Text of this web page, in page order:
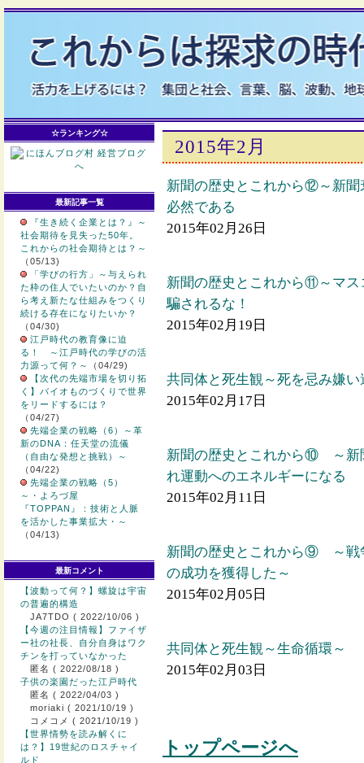
☆ランキング☆
最新記事一覧
『生き続く企業とは？』～
社会期待を見失った50年。
これからの社会期待とは？～
（05/13)
「学びの行方」～与えられ
た枠の住人でいたいのか？自
ら考え新たな仕組みをつくり
続ける存在になりたいか？
（04/30)
江戸時代の教育像に迫
る！ ～江戸時代の学びの活
力源って何？～
（04/29)
【次代の先端市場を切り拓
く】バイオものづくりで世界
をリードするには？
（04/27)
先端企業の戦略（6）～革
新のDNA：任天堂の流儀
（自由な発想と挑戦）～
（04/22)
先端企業の戦略（5）
～・よろづ屋
『TOPPAN』：技術と人脈
を活かした事業拡大・～
（04/13)
最新コメント
【波動って何？】螺旋は宇宙
の普遍的構造
JA7TDO ( 2022/10/06 )
【今週の注目情報】ファイザ
ー社の社長、自分自身はワク
チンを打っていなかった
匿名 ( 2022/08/18 )
子供の楽園だった江戸時代
匿名 ( 2022/04/03 )
moriaki ( 2021/10/19 )
コメコメ ( 2021/10/19 )
【世界情勢を読み解くに
は？】19世紀のロスチャイ
ルド
2015年2月
新聞の歴史とこれから⑫～新聞
必然である
2015年02月26日
新聞の歴史とこれから⑪～マス
騙されるな！
2015年02月19日
共同体と死生観～死を忌み嫌
2015年02月17日
新聞の歴史とこれから⑩ ～新
れ運動へのエネルギーになる
2015年02月11日
新聞の歴史とこれから⑨ ～戦
の成功を獲得した～
2015年02月05日
共同体と死生観～生命循環～
2015年02月03日
トップページへ